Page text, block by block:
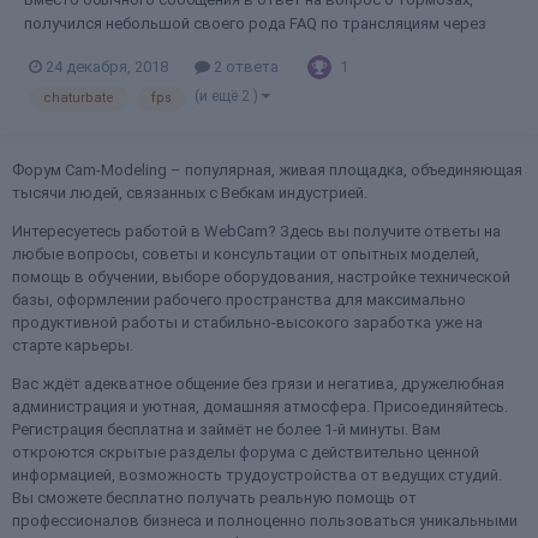
получился небольшой своего рода FAQ по трансляциям через
счетчик кадров в левом нижнем углу желтый, или и того хуже,
красный. Почему? Чаще всего причина тому это слабая...
24 декабря, 2018 2 ответа 1
chaturbate fps (и ещё 2 )
Форум Cam-Modeling – популярная, живая площадка, объединяющая
тысячи людей, связанных с Вебкам индустрией.
Интересуетесь работой в WebCam? Здесь вы получите ответы на
любые вопросы, советы и консультации от опытных моделей,
помощь в обучении, выборе оборудования, настройке технической
базы, оформлении рабочего пространства для максимально
продуктивной работы и стабильно-высокого заработка уже на
старте карьеры.
Вас ждёт адекватное общение без грязи и негатива, дружелюбная
администрация и уютная, домашняя атмосфера. Присоединяйтесь.
Регистрация бесплатна и займёт не более 1-й минуты. Вам
откроются скрытые разделы форума с действительно ценной
информацией, возможность трудоустройства от ведущих студий.
Вы сможете бесплатно получать реальную помощь от
профессионалов бизнеса и полноценно пользоваться уникальными